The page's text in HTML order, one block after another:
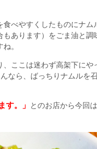
べやすくしたものにナム
あります）をごま油と調
。
ここは迷わず高架下にや
なら、ばっちりナムルを
す。」 とのお店から今回